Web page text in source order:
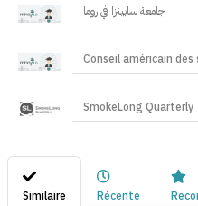
جامعة سابينزا في روما
Conseil américain
SmokeLong Quarterly
Similaire Récente